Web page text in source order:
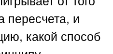
пересчета, и
какой способ